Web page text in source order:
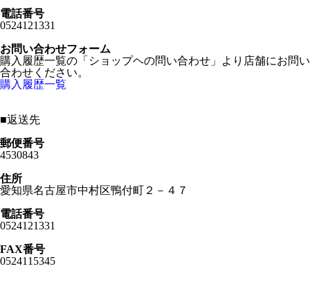
電話番号
0524121331
お問い合わせフォーム
購入履歴一覧の「ショップヘの問い合わせ」より店舗にお問い
合わせください。
購入履歴一覧
■返送先
郵便番号
4530843
住所
愛知県名古屋市中村区鴨付町２－４７
電話番号
0524121331
FAX番号
0524115345